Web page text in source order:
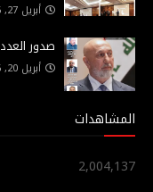
أبريل 27, 2026
صدور العدد 181 لصحيفة الحدث الاسبوعي من لندن
أبريل 20, 2026
المشاهدات
2,004,137